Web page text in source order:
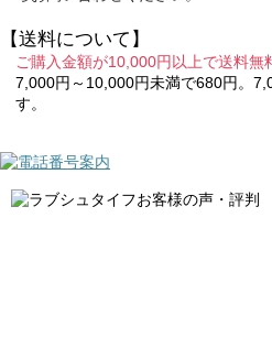
【送料について】
ご購入金額が10,000円以上で送料無
7,000円～10,000円未満で680円。
す。